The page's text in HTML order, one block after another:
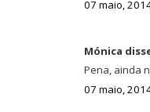
07 maio,
Mónica
Pena, ainda
07 maio,